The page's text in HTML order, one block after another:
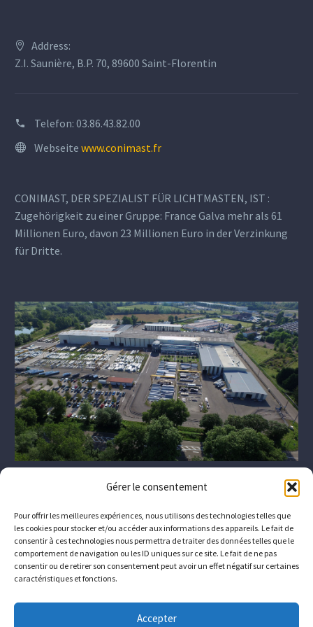
Gérer le consentement
Pour offrir les meilleures expériences, nous utilisons des technologies telles que
les cookies pour stocker et/ou accéder aux informations des appareils. Le fait de
consentir à ces technologies nous permettra de traiter des données telles que le
comportement de navigation ou les ID uniques sur ce site. Le fait de ne pas
consentir ou de retirer son consentement peut avoir un effet négatif sur certaines
caractéristiques et fonctions.
Accepter
Address:
Z.I. Saunière, B.P. 70, 89600 Saint-Florentin
Telefon: 03.86.43.82.00
Webseite www.conimast.fr
CONIMAST, DER SPEZIALIST FÜR LICHTMASTEN, IST :
Zugehörigkeit zu einer Gruppe: France Galva mehr als 61
Millionen Euro, davon 23 Millionen Euro in der Verzinkung
für Dritte.